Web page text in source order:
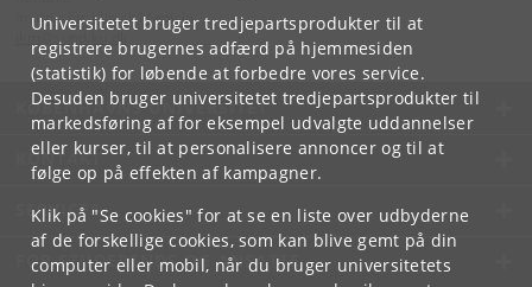
Universitetet bruger tredjepartsprodukter til at
registrere brugernes adfærd på hjemmesiden
(statistik) for løbende at forbedre vores service.
Desuden bruger universitetet tredjepartsprodukter til
markedsføring af for eksempel udvalgte uddannelser
eller kurser, til at personalisere annoncer og til at
følge op på effekten af kampagner.
Klik på "Se cookies" for at se en liste over udbyderne
af de forskellige cookies, som kan blive gemt på din
computer eller mobil, når du bruger universitetets
Institut for Klinisk Medicin
KØBENHAVNS UNIVERSITET
KONTAKT
SERVICES
FOR STUDERENDE OG ANSATTE